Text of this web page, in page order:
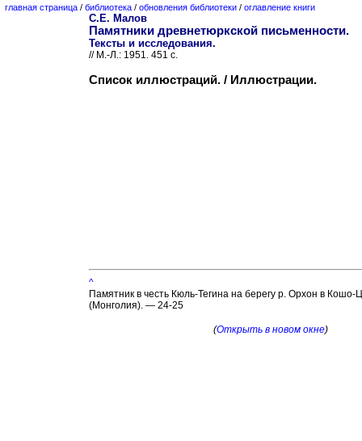
главная страница / библиотека / обновления библиотеки / оглавление книги
С.Е. Малов
Памятники древнетюркской письменности.
Тексты и исследования.
// М.-Л.: 1951. 451 с.
Список иллюстраций. / Иллюстрации.
^
Памятник в честь Кюль-Тегина на берегу р. Орхон в Кошо-
(Монголия). — 24-25
(Открыть в новом окне)